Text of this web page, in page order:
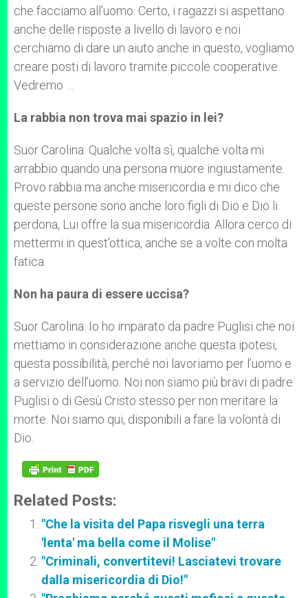
che facciamo all’uomo. Certo, i ragazzi si aspettano
anche delle risposte a livello di lavoro e noi
cerchiamo di dare un aiuto anche in questo, vogliamo
creare posti di lavoro tramite piccole cooperative.
Vedremo …
La rabbia non trova mai spazio in lei?
Suor Carolina: Qualche volta sì, qualche volta mi
arrabbio quando una persona muore ingiustamente.
Provo rabbia ma anche misericordia e mi dico che
queste persone sono anche loro figli di Dio e Dio li
perdona, Lui offre la sua misericordia. Allora cerco di
mettermi in quest’ottica, anche se a volte con molta
fatica.
Non ha paura di essere uccisa?
Suor Carolina: Io ho imparato da padre Puglisi che noi
mettiamo in considerazione anche questa ipotesi,
questa possibilità, perché noi lavoriamo per l’uomo e
a servizio dell’uomo. Noi non siamo più bravi di padre
Puglisi o di Gesù Cristo stesso per non meritare la
morte. Noi siamo qui, disponibili a fare la volontà di
Dio.
Related Posts:
"Che la visita del Papa risvegli una terra
'lenta' ma bella come il Molise"
"Criminali, convertitevi! Lasciatevi trovare
dalla misericordia di Dio!"